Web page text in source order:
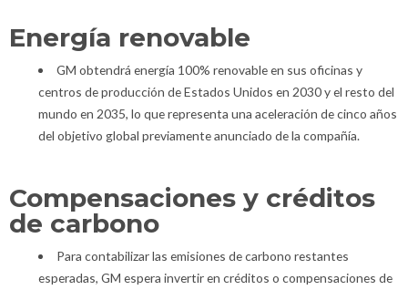
Energía renovable
GM obtendrá energía 100% renovable en sus oficinas y
centros de producción de Estados Unidos en 2030 y el resto del
mundo en 2035, lo que representa una aceleración de cinco años
del objetivo global previamente anunciado de la compañía.
Compensaciones y créditos
de carbono
Para contabilizar las emisiones de carbono restantes
esperadas, GM espera invertir en créditos o compensaciones de